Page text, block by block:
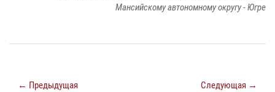
Мансийскому автономному округу - Югре
← Предыдущая Следующая →